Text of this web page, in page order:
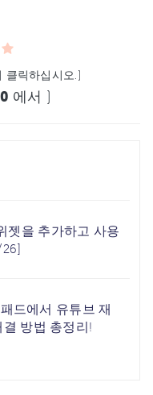
클릭하십시오.)
에서 )
젯을 추가하고 사용
드에서 유튜브 재
방법 총정리!